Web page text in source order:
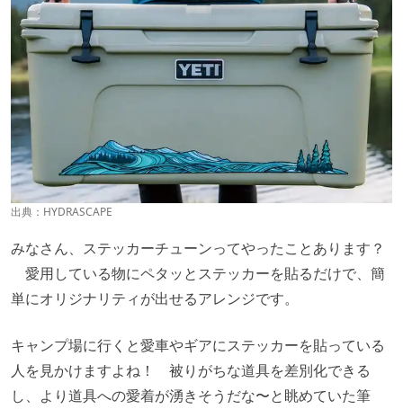
出典：HYDRASCAPE
みなさん、ステッカーチューンってやったことあります？
愛用している物にペタッとステッカーを貼るだけで、簡
単にオリジナリティが出せるアレンジです。
キャンプ場に行くと愛車やギアにステッカーを貼っている
人を見かけますよね！ 被りがちな道具を差別化できる
し、より道具への愛着が湧きそうだな〜と眺めていた筆